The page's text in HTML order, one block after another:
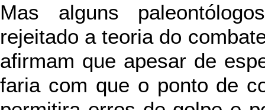
Mas alguns
rejeitado a teoria do
afirmam que apesar de
faria com que o ponto de